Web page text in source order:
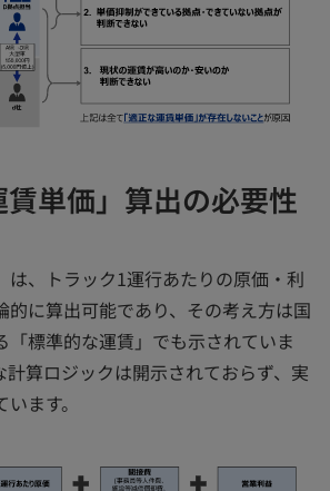
賃単価」算出の必要性
は、トラック1運行あたりの原価・利
的に算出可能であり、その考え方は国
「標準的な運賃」でも示されていま
計算ロジックは開示されておらず、実
ます。